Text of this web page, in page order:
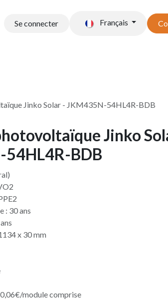
Se connecter Français
Jinko Solar - JKM435N-54HL4R-BDB
Jinko
BDB
: 30 ans
x 30 mm
module comprise